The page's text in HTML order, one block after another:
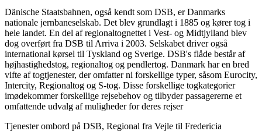
Dänische Staatsbahnen, også kendt som DSB, er Danmarks
nationale jernbaneselskab. Det blev grundlagt i 1885 og kører tog i
hele landet. En del af regionaltognettet i Vest- og Midtjylland blev
dog overført fra DSB til Arriva i 2003. Selskabet driver også
international kørsel til Tyskland og Sverige. DSB's flåde består af
højhastighedstog, regionaltog og pendlertog. Danmark har en bred
vifte af togtjenester, der omfatter ni forskellige typer, såsom Eurocity,
Intercity, Regionaltog og S-tog. Disse forskellige togkategorier
imødekommer forskellige rejsebehov og tilbyder passagererne et
omfattende udvalg af muligheder for deres rejser
Tjenester ombord på DSB, Regional fra Vejle til Fredericia